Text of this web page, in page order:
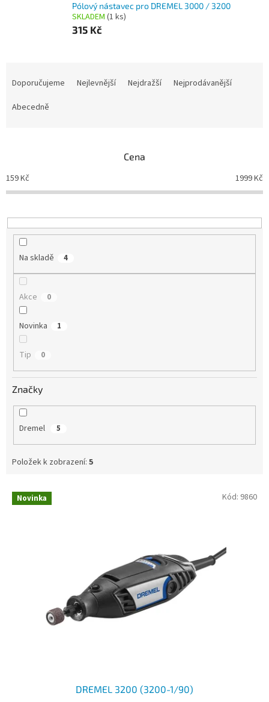
Pólový nástavec pro DREMEL 3000 / 3200
SKLADEM (1 ks)
315 Kč
o
d
k
t
Doporučujeme Nejlevnější Nejdražší
Nejprodávanější
Abecedně
Cena
159Kč 1999Kč
Na skladě 4
Akce 0
Novinka 1
Tip 0
Značky
Dremel 5
Položek k zobrazení: 5
V Novinka
DREMEL 3200 (3200-1/90)
Kód: 9860